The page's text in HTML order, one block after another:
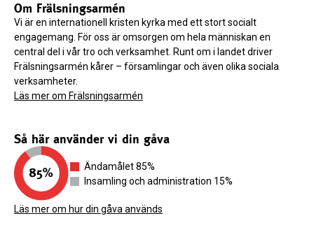
Om Frälsningsarmén
Vi är en internationell kristen kyrka med ett stort socialt
engagemang. För oss är omsorgen om hela människan en
central del i vår tro och verksamhet. Runt om i landet driver
Frälsningsarmén kårer – församlingar och även olika sociala
verksamheter.
Läs mer om Frälsningsarmén
Så här använder vi din gåva
Ändamålet 85%
Insamling och administration 15%
Läs mer om hur din gåva används